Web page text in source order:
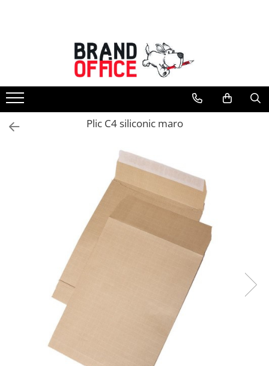
Unitate Protejata - PRODUCTIE
Hartie copiator si produse
tipografice
Produse consumabile din hartie
Detergenti si dezinfectanti
Saci menajeri (Unitate Protejata)
Agende, calendare si organizatoare
Agende personalizabile
Organizatoare business
Birotica si papetarie
Hartie si articole din hartie
Bibliorafturi, caiete mecanice,
separatoare
Capsatoare, capse si perforatoare
Caiete si blocnotesuri
Dosare, folii protectie si mape
Accesorii diverse pentru birou
Plic C4 siliconic maro